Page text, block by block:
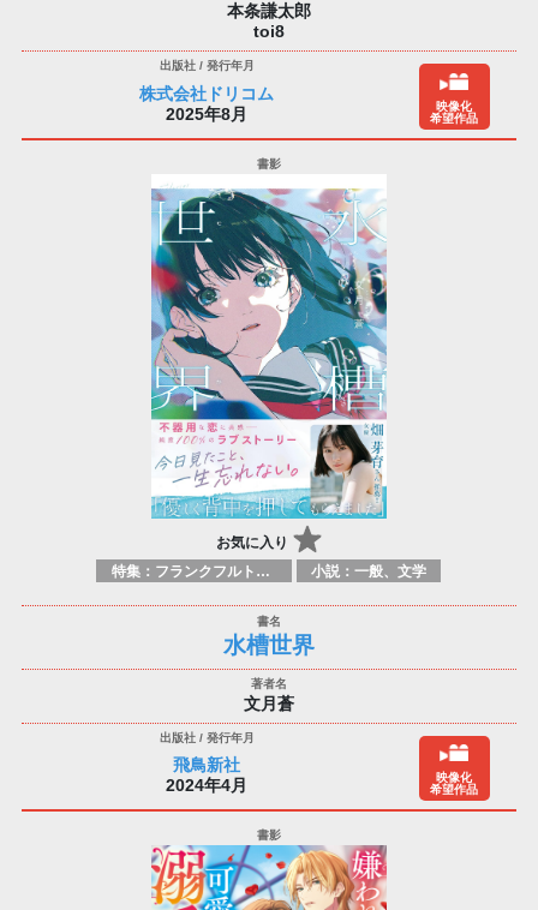
本条謙太郎
toi8
株式会社ドリコム
2025年8月
映像化
希望作品
お気に入り
特集：フランクフルト2025 小説：一般、文学
水槽世界
文月蒼
飛鳥新社
2024年4月
映像化
希望作品